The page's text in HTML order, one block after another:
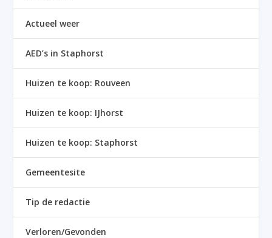
Actueel weer
AED’s in Staphorst
Huizen te koop: Rouveen
Huizen te koop: IJhorst
Huizen te koop: Staphorst
Gemeentesite
Tip de redactie
Verloren/Gevonden